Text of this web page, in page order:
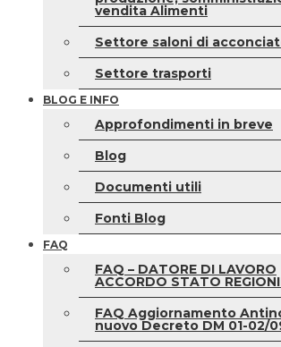
vendita Alimenti
Settore saloni di
Settore trasporti
BLOG E INFO
Approfondimenti in breve
Blog
Documenti utili
Fonti Blog
FAQ
FAQ – DATORE DI LAVORO
ACCORDO STATO
FAQ Aggiornamento
nuovo Decreto DM 01-02/